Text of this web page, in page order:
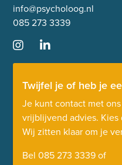
info@psycholoog.nl
085 273 3339
Twijfel je of heb je
Je kunt contact met
vrijblijvend advies.
Wij zitten klaar om je
Bel 085 273 3339of